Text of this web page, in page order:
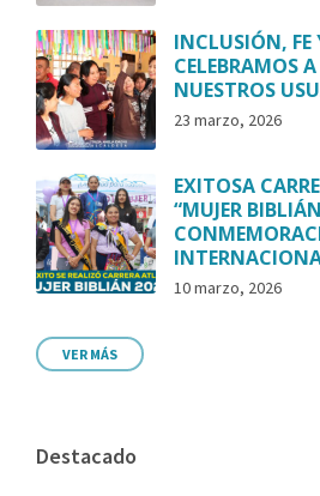
INCLUSIÓN, FE
CELEBRAMOS
NUESTROS
23 marzo, 2026
EXITOSA
“MUJER
10 marzo, 2026
VER MÁS
Destacado